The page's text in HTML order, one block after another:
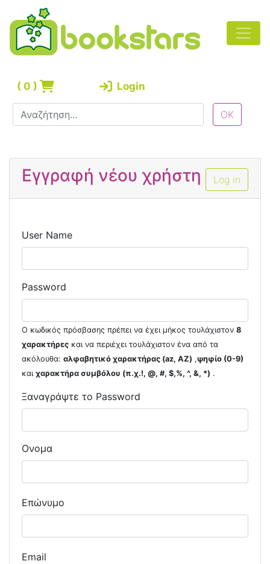
( 0 ) Login
Log in
Εγγραφή νέου χρήστη
User Name
Password
Ο κωδικός πρόσβασης πρέπει να έχει μήκος τουλάχιστον 8
χαρακτήρες και να περιέχει τουλάχιστον ένα από τα
ακόλουθα: αλφαβητικό χαρακτήρας (az, AZ) ,ψηφίο (0-9)
και χαρακτήρα συμβόλου (π.χ.!, @, #, $,%, ^, &, *) .
Ξαναγράψτε το Password
Ονομα
Επώνυμο
Email